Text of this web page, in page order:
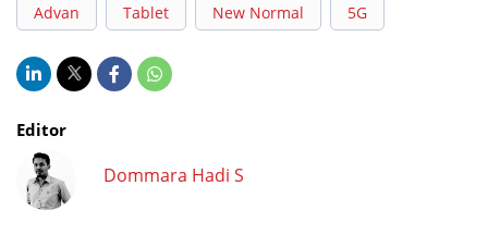
Advan Tablet New Normal 5G
Editor
Dommara Hadi S